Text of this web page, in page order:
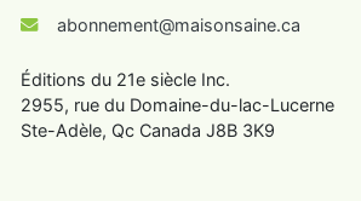
abonnement@maisonsaine.ca
Éditions du 21e siècle Inc.
2955, rue du Domaine-du-lac-Lucerne
Ste-Adèle, Qc Canada J8B 3K9